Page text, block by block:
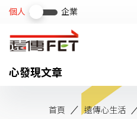
心發現文章
首頁 遠傳心生活